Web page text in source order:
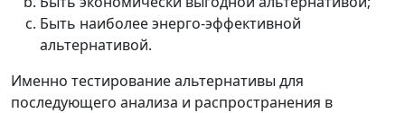
Быть наиболее энерго-эффективной
альтернативой.
Именно тестирование альтернативы для
последующего анализа и распространения в